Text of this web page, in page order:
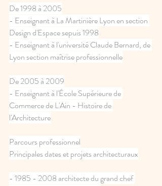
De 1998 à 2005
- Enseignant à La Martinière Lyon en section
Design d'Espace sepuis 1998
- Enseignant à l'université Claude Bernard, de
Lyon section maîtrise professionnelle
De 2005 à 2009
- Enseignant à l'École Supérieure de
Commerce de L'Ain - Histoire de
l'Architecture
Parcours professionnel
Principales dates et projets architecturaux
- 1985 - 2008 architecte du grand chef